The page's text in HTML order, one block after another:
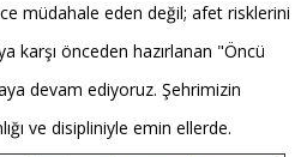
müdahale eden değil; afet risklerini
karşı önceden hazırlanan "Öncü
devam ediyoruz. Şehrimizin
ve disipliniyle emin ellerde.